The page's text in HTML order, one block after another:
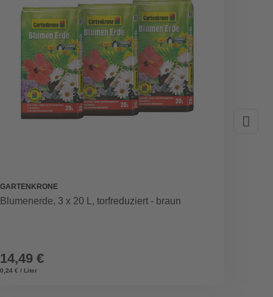
GARTENKRONE
Blumenerde, 3 x 20 L, torfreduziert - braun
14,49 €
0,24 € / Liter